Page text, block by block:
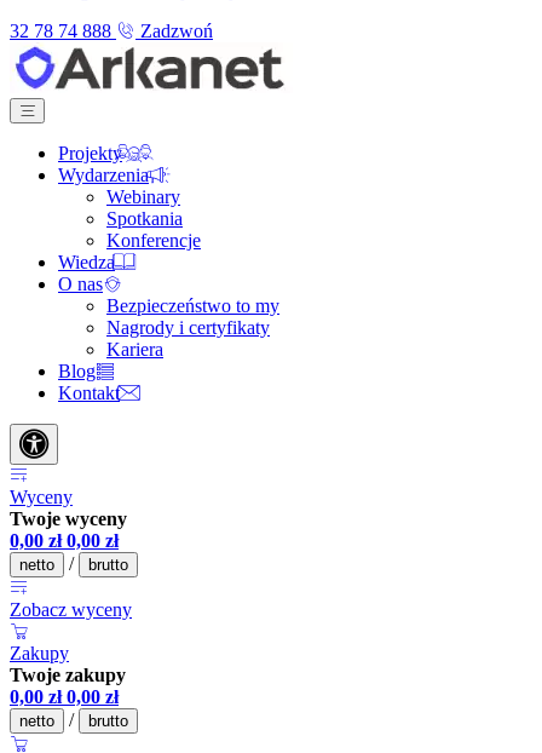
32 78 74 888
Zadzwoń
Projekty
Wydarzenia
Webinary
Spotkania
Konferencje
Wiedza
O nas
Bezpieczeństwo to my
Nagrody i certyfikaty
Kariera
Blog
Kontakt
Wyceny
Twoje wyceny
0,00 zł 0,00 zł
netto / brutto
Zobacz wyceny
Zakupy
Twoje zakupy
0,00 zł 0,00 zł
netto / brutto